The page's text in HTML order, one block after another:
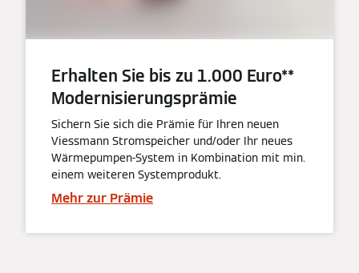
Erhalten Sie bis zu 1.000 Euro**
Modernisierungsprämie
Sichern Sie sich die Prämie für Ihren neuen
Viessmann Stromspeicher und/oder Ihr neues
Wärmepumpen-System in Kombination mit min.
einem weiteren Systemprodukt.
Mehr zur Prämie